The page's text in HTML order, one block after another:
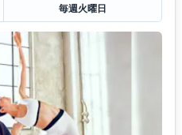
毎週火曜日